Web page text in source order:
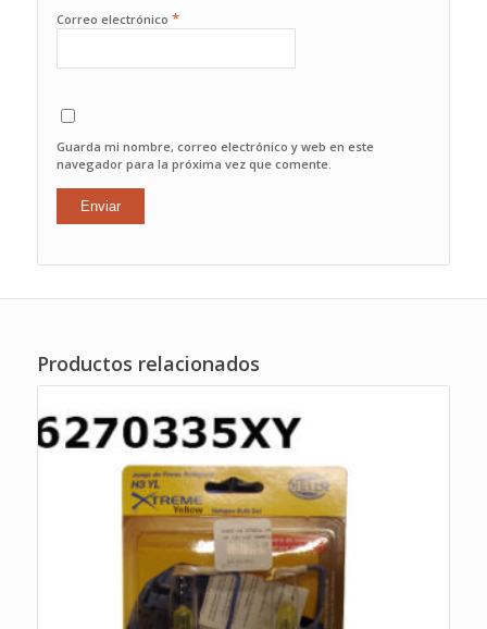
Correo electrónico *
Guarda mi nombre, correo electrónico y web en este
navegador para la próxima vez que comente.
Productos relacionados